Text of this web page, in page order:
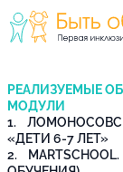
РЕАЛИЗУЕМЫЕ
МОДУЛИ
1.
«ДЕТИ 6-7 ЛЕТ»
2.